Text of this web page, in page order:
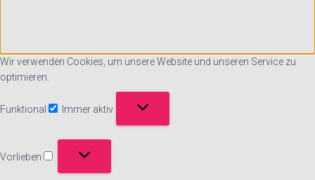
Wir verwenden Cookies, um unsere Website und unseren Service zu
optimieren.
Funktional
Funktional
Immer aktiv
Vorlieben